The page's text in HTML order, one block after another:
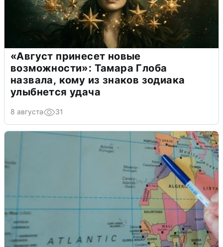
«Август принесет новые
возможности»: Тамара Глоба
назвала, кому из знаков зодиака
улыбнется удача
8 августа 31